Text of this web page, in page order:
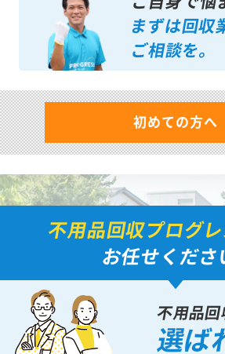
ご自身で悩
まずは回収
ご相談を。
初めての方へ
不用品回収プログ
お任せくださ
不用品回